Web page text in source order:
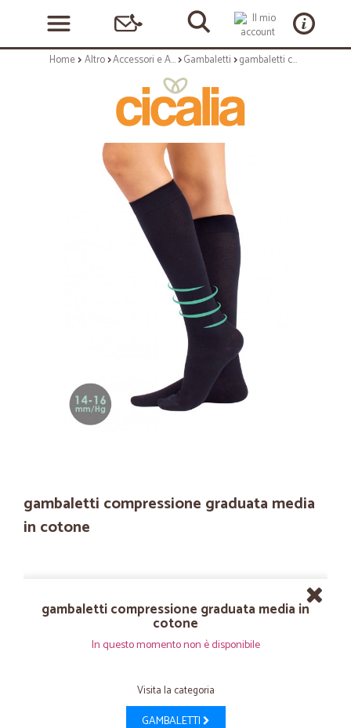
Home Altro Accessori e Abbigliamento Gambaletti gambaletti compressione graduata media in cotone
gambaletti compressione graduata media
in cotone
gambaletti compressione graduata media in
cotone
In questo momento non è disponibile
Visita la categoria
GAMBALETTI